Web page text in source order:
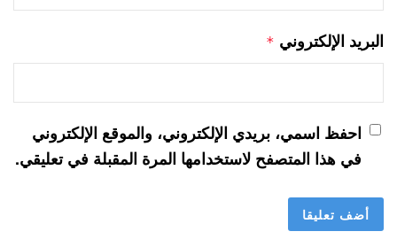
البريد الإلكتروني *
احفظ اسمي، بريدي الإلكتروني، والموقع الإلكتروني
في هذا المتصفح لاستخدامها المرة المقبلة في تعليقي.